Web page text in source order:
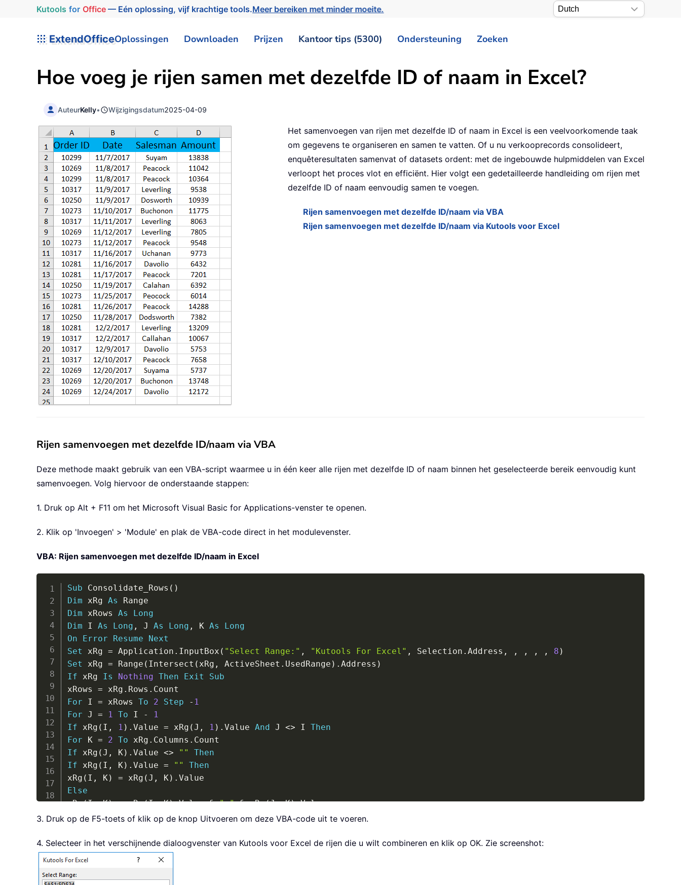
Kutools for Office— Eén oplossing, vijf krachtige tools.Meer bereiken met minder moeite.
ExtendOfficeOplossingen Downloaden Prijzen Kantoor tips (5300) Ondersteuning Zoeken
Hoe voeg je rijen samen met dezelfde ID of naam in Excel?
AuteurKelly• Wijzigingsdatum2025-04-09
Het samenvoegen van rijen met dezelfde ID of naam in Excel is een veelvoorkomende taak
om gegevens te organiseren en samen te vatten. Of u nu verkooprecords consolideert,
enquêteresultaten samenvat of datasets ordent: met de ingebouwde hulpmiddelen van Excel
verloopt het proces vlot en efficiënt. Hier volgt een gedetailleerde handleiding om rijen met
dezelfde ID of naam eenvoudig samen te voegen.
Rijen samenvoegen met dezelfde ID/naam via VBA
Rijen samenvoegen met dezelfde ID/naam via Kutools voor Excel
Rijen samenvoegen met dezelfde ID/naam via VBA
Deze methode maakt gebruik van een VBA-script waarmee u in één keer alle rijen met dezelfde ID of naam binnen het geselecteerde bereik eenvoudig kunt
samenvoegen. Volg hiervoor de onderstaande stappen:
1. Druk op Alt + F11 om het Microsoft Visual Basic for Applications-venster te openen.
2. Klik op 'Invoegen' > 'Module' en plak de VBA-code direct in het modulevenster.
VBA: Rijen samenvoegen met dezelfde ID/naam in Excel
Sub Consolidate_Rows ( )
Dim xRg As
Dim xRows As
Long
Dim I As Long , J As Long , K As
Long
On
Error Resume
Next
Set xRg = Application . InputBox ( "Select Range:" , "Kutools For Excel" , Selection . Address , , , , , 8 )
Set xRg = Range ( Intersect ( xRg , ActiveSheet . UsedRange ) . Address )
If xRg Is Nothing Then Exit
Sub
xRows = xRg . Rows .
For I = xRows To 2 Step - 1
For J = 1 To I -
1
If xRg ( I , 1 ) . Value = xRg (J , 1 ) . Value And J <> I Then
For K = 2 To xRg . Columns .
If xRg (J , K) . Value <> ""
Then
If xRg ( I , K) . Value = ""
Then
xRg ( I , K) = xRg (J , K) .
Else
xRg(I, K) = xRg(I, K).Value & "," & xRg(J, K).
Value
End If
Next
xRg(J, 1).EntireRow.Delete
J = J - 1
3. Druk op de F5-toets of klik op de knop Uitvoeren om deze VBA-code uit te voeren.
4. Selecteer in het verschijnende dialoogvenster van Kutools voor Excel de rijen die u wilt combineren en klik op OK. Zie screenshot: